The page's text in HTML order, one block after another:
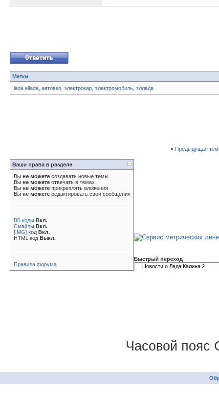
Метки
lada ellada автоваз электрокар электромобиль эллада
« Предыдущая
Ваши права в разделе
Вы не можете создавать новые темы
Вы не можете отвечать в темах
Вы не можете прикреплять вложения
Вы не можете редактировать свои сообщения
BB коды Вкл.
Смайлы Вкл.
[IMG] код Вкл.
HTML код Выкл.
Правила форума
Быстрый переход
Часовой пояс